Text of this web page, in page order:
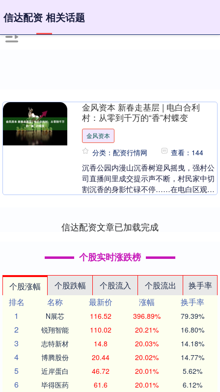
信达配资 相关话题
金风资本 新春走基层 | 电白合利
村：从零到千万的“香”村蝶变
金风资本
分类：配资行情网 查看：144
沉香公园内漫山沉香树迎风摇曳，强村公
司直播间里成交提示声不断，村民家中切
割沉香的身影忙碌不停……在电白区观珠
信达配资文章已加载完成
个股实时涨跌榜
个股涨幅 个股跌幅 个股流入 个股流出
换手率
排名
名称 最新价 涨幅
换手率
1
N展芯 116.52 396.89% 79.39%
2 锐翔智能 110.02 20.21% 16.80%
3 志特新材 14.8 20.03% 14.18%
4 博腾股份 20.44 20.02% 14.77%
5 近岸蛋白 46.72 20.01% 5.62%
6 毕得医药 61.6 20.01% 6.12%